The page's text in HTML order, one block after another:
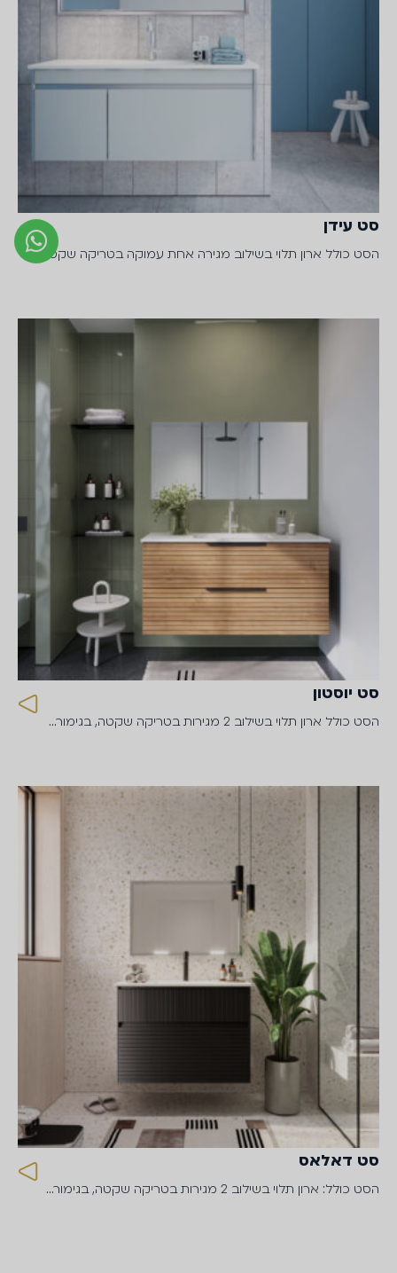
סט עידן
הסט כולל ארון תלוי בשילוב מגירה אחת עמוקה בטריקה שקטה,…
סט יוסטון
הסט כולל ארון תלוי בשילוב 2 מגירות בטריקה שקטה, בגימור…
סט דאלאס
הסט כולל: ארון תלוי בשילוב 2 מגירות בטריקה שקטה, בגימור…